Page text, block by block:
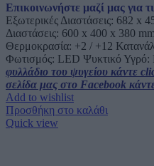
Επικοινωνήστε μαζί μας για
Εξωτερικές Διαστάσεις: 682 x
Διαστάσεις: 600 x 400 x 380
Θερμοκρασία: +2 / +12
Φωτισμός: LED Ψυκτικό Υγρό:
φυλλάδιο του ψυγείου κάντε
σελίδα μας στο Facebook
Add to wishlist
Προσθήκη στο καλάθι
Quick view